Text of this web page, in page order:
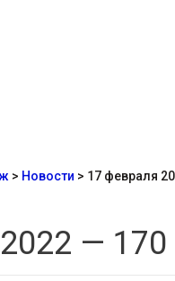
> Новости > 17 февраля
—